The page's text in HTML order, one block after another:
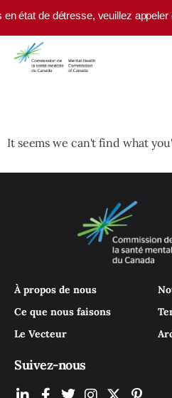
Skip to main content
état de détresse, veuillez appeler
It seems we can't find what
À propos de nous
Ce que nous faisons
Le Vecteur
Suivez-nous